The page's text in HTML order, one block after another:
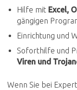
Hilfe mit Excel,
gängigen
Einrichtung und
Soforthilfe und
Viren und
Wenn Sie bei